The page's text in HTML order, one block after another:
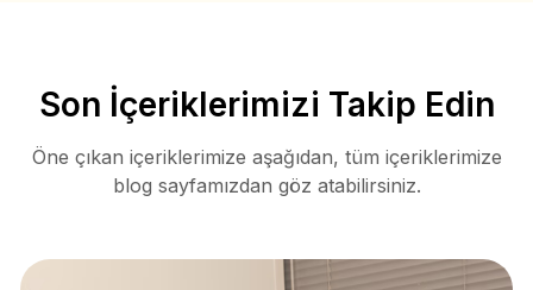
Son İçeriklerimizi Takip Edin
Öne çıkan içeriklerimize aşağıdan, tüm içeriklerimize
blog sayfamızdan göz atabilirsiniz.